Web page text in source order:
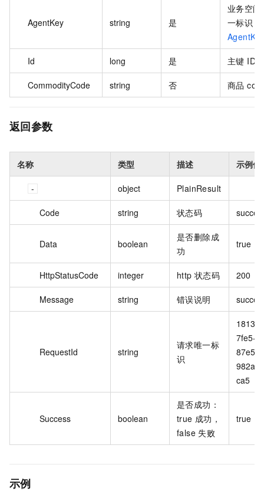
AgentKey string 是
业务空间
一标识：
Id long 是 主键 ID
CommodityCode string 否 商品
返回参数
名称 类型 描述 示例值
object PlainResult
Code string 状态码
Data boolean
是否删除成
功
true
HttpStatusCode integer http 状态码 200
Message string 错误说明
RequestId string
请求唯一标
识
7fe5-
87e5-
ca5
Success boolean
是否成功：
true 成功，
false 失败
true
示例